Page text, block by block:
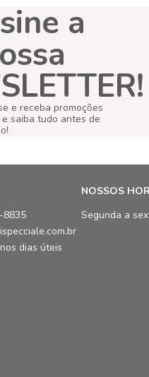
a
e receba promoções
saiba tudo antes de
8835
dias úteis
NOSSOS
Segunda a